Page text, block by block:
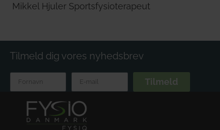
Mikkel Hjuler Sportsfysioterapeut
Tilmeld dig vores nyhedsbrev
Tilmeld